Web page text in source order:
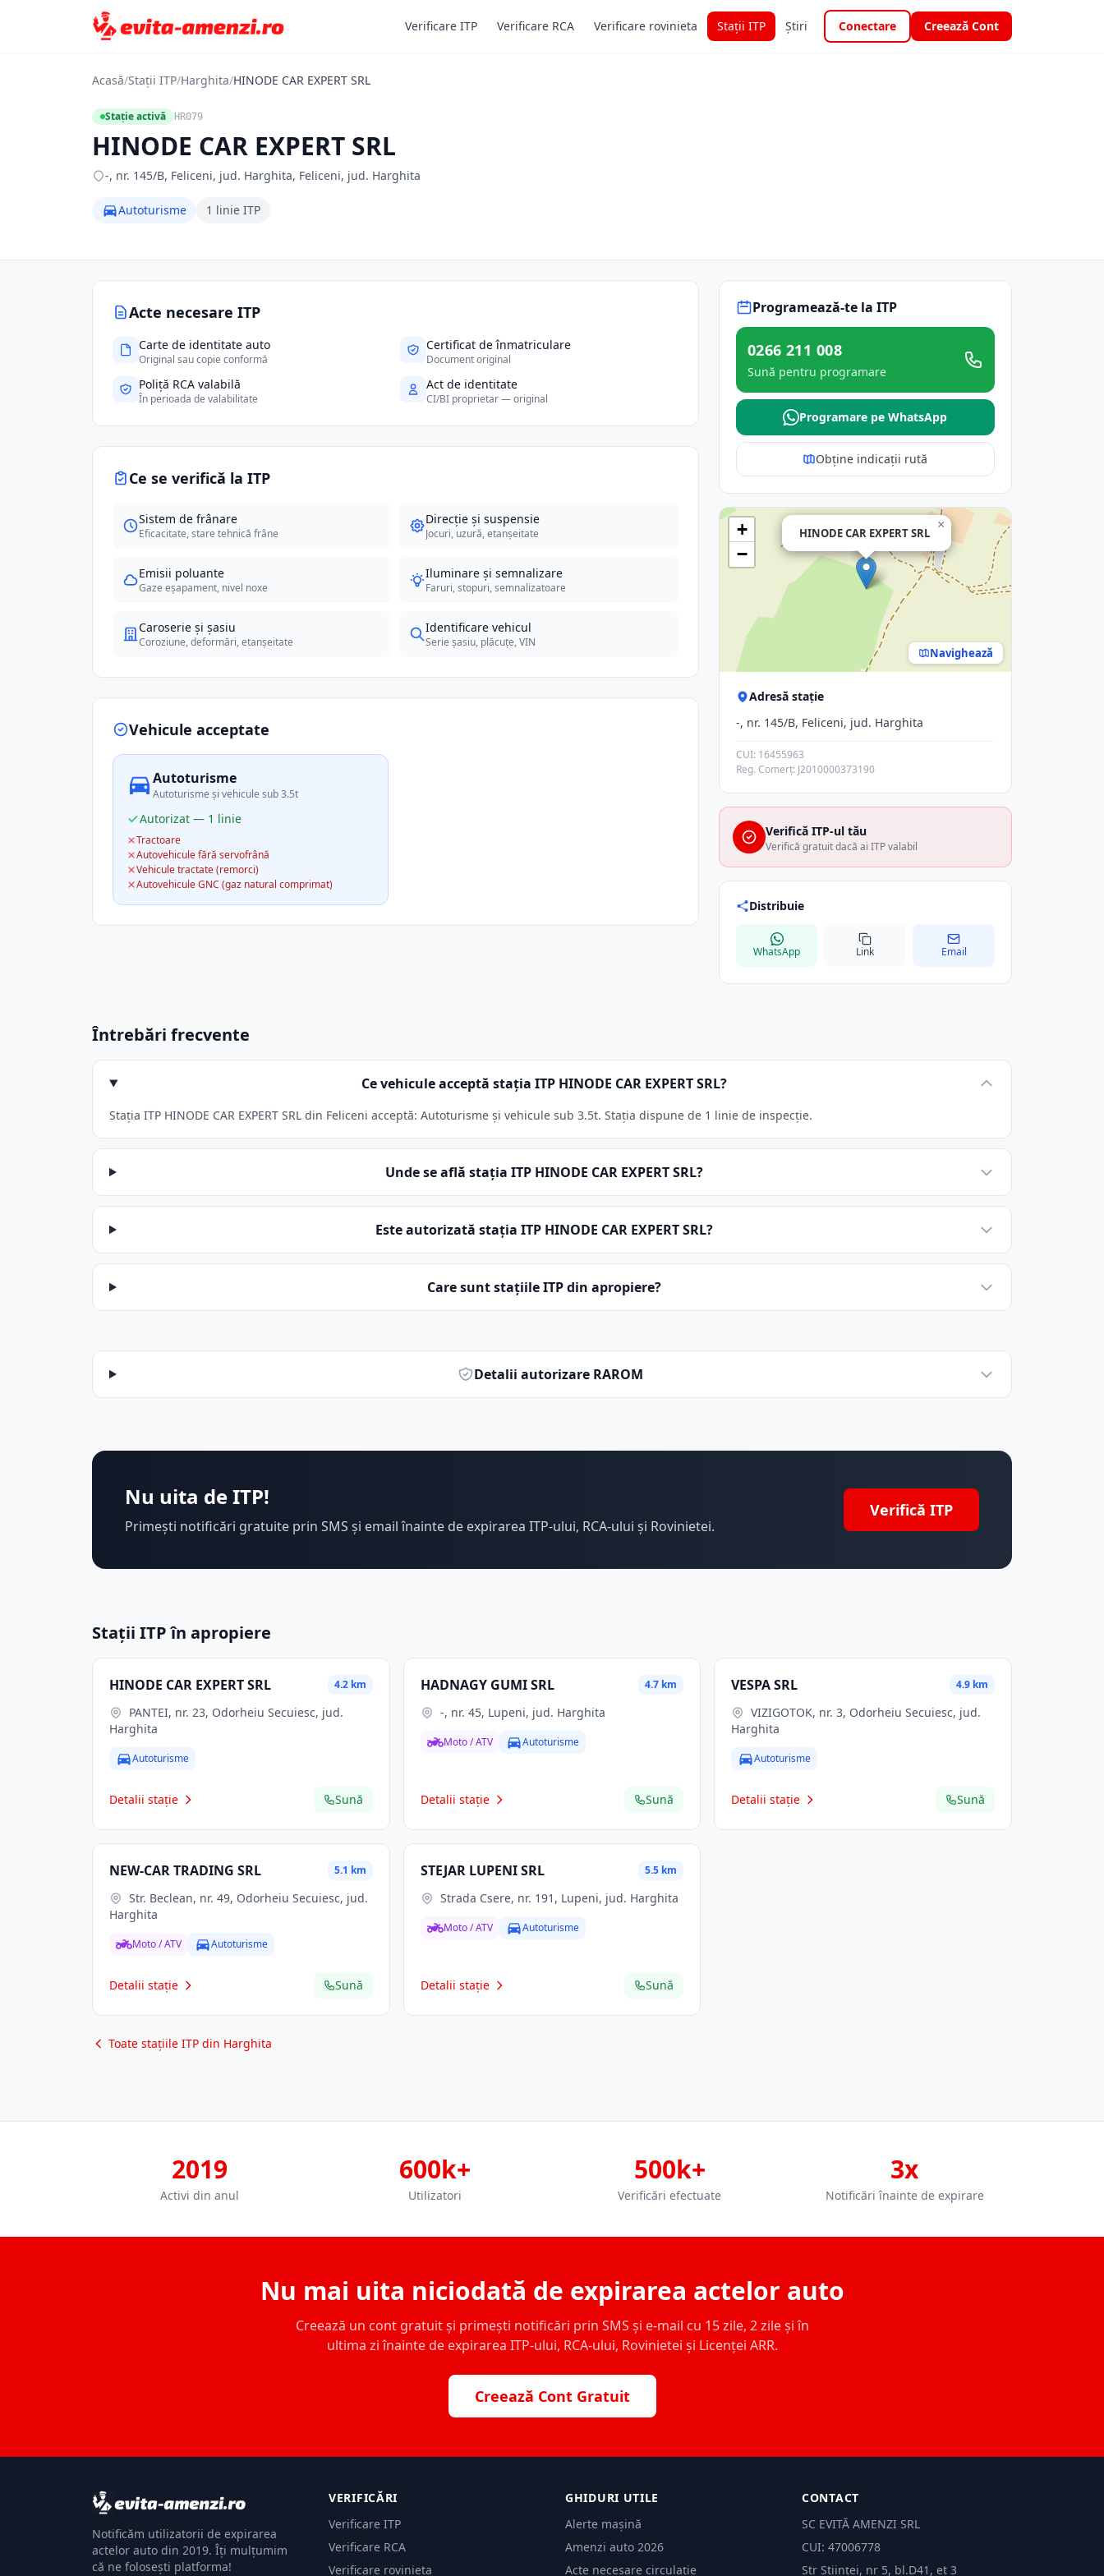
Verificare ITP Verificare RCA Verificare rovinieta Stații ITP Știri Conectare Creează Cont
Acasă/Stații ITP/Harghita/HINODE CAR EXPERT SRL
Stație activă HR079
HINODE CAR EXPERT SRL
-, nr. 145/B, Feliceni, jud. Harghita, Feliceni, jud. Harghita
Autoturisme 1 linie ITP
Acte necesare ITP
Carte de identitate auto
Original sau copie conformă
Certificat de înmatriculare
Document original
Poliță RCA valabilă
În perioada de valabilitate
Act de identitate
CI/BI proprietar — original
Ce se verifică la ITP
Sistem de frânare
Eficacitate, stare tehnică frâne
Direcție și suspensie
Jocuri, uzură, etanșeitate
Emisii poluante
Gaze eșapament, nivel noxe
Iluminare și semnalizare
Faruri, stopuri, semnalizatoare
Caroserie și șasiu
Coroziune, deformări, etanșeitate
Identificare vehicul
Serie șasiu, plăcuțe, VIN
Vehicule acceptate
Autoturisme
Autoturisme și vehicule sub 3.5t
Autorizat — 1 linie
Tractoare
Autovehicule fără servofrână
Vehicule tractate (remorci)
Autovehicule GNC (gaz natural comprimat)
Programează-te la ITP
0266 211 008
Sună pentru programare
Programare pe WhatsApp
Obține indicații rută
HINODE CAR EXPERT SRL
×
+
−
Navighează
Adresă stație
-, nr. 145/B, Feliceni, jud. Harghita
CUI: 16455963
Reg. Comerț: J2010000373190
Verifică ITP-ul tău
Verifică gratuit dacă ai ITP valabil
Distribuie
WhatsApp Link Email
Întrebări frecvente
Ce vehicule acceptă stația ITP HINODE CAR EXPERT SRL?
Stația ITP HINODE CAR EXPERT SRL din Feliceni acceptă: Autoturisme și vehicule sub 3.5t. Stația dispune de 1 linie de inspecție.
Unde se află stația ITP HINODE CAR EXPERT SRL?
Este autorizată stația ITP HINODE CAR EXPERT SRL?
Care sunt stațiile ITP din apropiere?
Detalii autorizare RAROM
Nu uita de ITP!
Primești notificări gratuite prin SMS și email înainte de expirarea ITP-ului, RCA-ului și Rovinietei.
Verifică ITP
Stații ITP în apropiere
HINODE CAR EXPERT SRL 4.2 km
Harghita
Autoturisme
Detalii stație Sună
HADNAGY GUMI SRL 4.7 km
-, nr. 45, Lupeni, jud. Harghita
Moto / ATV Autoturisme
Detalii stație Sună
VESPA SRL 4.9 km
VIZIGOTOK, nr. 3, Odorheiu Secuiesc, jud.
Harghita
Autoturisme
Detalii stație Sună
NEW-CAR TRADING SRL 5.1 km
Harghita
Moto / ATV Autoturisme
Detalii stație Sună
STEJAR LUPENI SRL 5.5 km
Strada Csere, nr. 191, Lupeni, jud. Harghita
Moto / ATV Autoturisme
Detalii stație Sună
Toate stațiile ITP din Harghita
2019
Activi din anul
600k+
Utilizatori
500k+
Verificări efectuate
3x
Notificări înainte de expirare
Nu mai uita niciodată de expirarea actelor auto
Creează un cont gratuit și primești notificări prin SMS și e-mail cu 15 zile, 2 zile și în
ultima zi înainte de expirarea ITP-ului, RCA-ului, Rovinietei și Licenței ARR.
Creează Cont Gratuit
Notificăm utilizatorii de expirarea
actelor auto din 2019. Îți mulțumim
că ne folosești platforma!
VERIFICĂRI
Verificare ITP
Verificare RCA
Verificare rovinieta
GHIDURI UTILE
Alerte mașină
Amenzi auto 2026
Acte necesare circulație
CONTACT
SC EVITĂ AMENZI SRL
CUI: 47006778
Str Științei, nr 5, bl.D41, et 3